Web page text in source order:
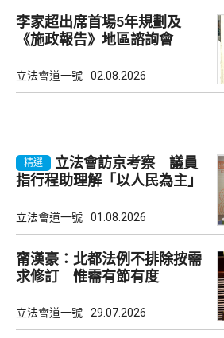
李家超出席首場5年規劃及
《施政報告》地區諮詢會
立法會道一號 02.08.2026
精選
立法會訪京考察 議員
指行程助理解「以人民為主」
立法會道一號 01.08.2026
甯漢豪：北都法例不排除按需
求修訂 惟需有節有度
立法會道一號 29.07.2026